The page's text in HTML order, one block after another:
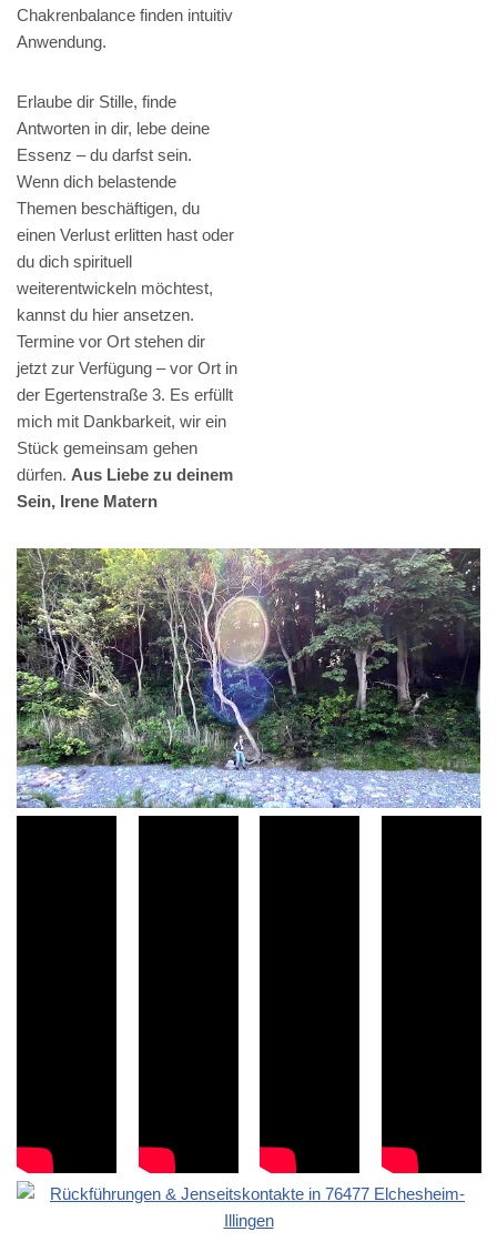
Chakrenbalance finden intuitiv
Anwendung.
Erlaube dir Stille, finde
Antworten in dir, lebe deine
Essenz – du darfst sein.
Wenn dich belastende
Themen beschäftigen, du
einen Verlust erlitten hast oder
du dich spirituell
weiterentwickeln möchtest,
kannst du hier ansetzen.
Termine vor Ort stehen dir
jetzt zur Verfügung – vor Ort in
der Egertenstraße 3. Es erfüllt
mich mit Dankbarkeit, wir ein
Stück gemeinsam gehen
dürfen. Aus Liebe zu deinem
Sein, Irene Matern